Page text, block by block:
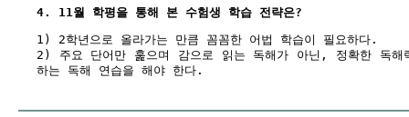
4. 11월 학평을 통해 본 수험생 학습 전략은?
1) 2학년으로 올라가는 만큼 꼼꼼한 어법 학습이 필요하다.
2) 주요 단어만 훑으며 감으로 읽는 독해가 아닌, 정확한 독해
하는 독해 연습을 해야 한다.